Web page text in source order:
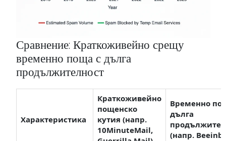
Сравнение: Краткоживейно срещу
временно поща с дълга
продължителност
Характеристика
Краткоживейно
пощенско
кутия (напр.
10MinuteMail,
Временно
дълга
(напр.